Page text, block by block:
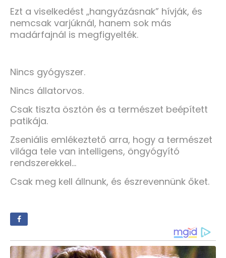
Ezt a viselkedést „hangyázásnak” hívják, és
nemcsak varjúknál, hanem sok más
madárfajnál is megfigyelték.
Nincs gyógyszer.
Nincs állatorvos.
Csak tiszta ösztön és a természet beépített
patikája.
Zseniális emlékeztető arra, hogy a természet
világa tele van intelligens, öngyógyító
rendszerekkel…
Csak meg kell állnunk, és észrevennünk őket.